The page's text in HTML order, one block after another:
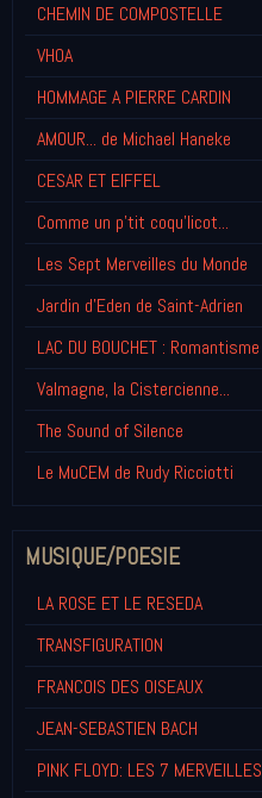
CHEMIN DE COMPOSTELLE
VHOA
HOMMAGE A PIERRE CARDIN
AMOUR... de Michael Haneke
CESAR ET EIFFEL
Comme un p'tit coqu'licot...
Les Sept Merveilles du Monde
Jardin d'Eden de Saint-Adrien
LAC DU BOUCHET : Romantisme
Valmagne, la Cistercienne...
The Sound of Silence
Le MuCEM de Rudy Ricciotti
MUSIQUE/POESIE
LA ROSE ET LE RESEDA
TRANSFIGURATION
FRANCOIS DES OISEAUX
JEAN-SEBASTIEN BACH
PINK FLOYD: LES 7 MERVEILLES